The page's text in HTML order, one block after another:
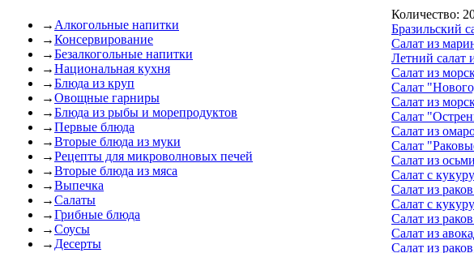
→ Алкогольные напитки
→Консервирование
→Безалкогольные напитки
→Национальная кухня
→Блюда из круп
→Овощные гарниры
→Блюда из рыбы и морепродуктов
→Первые блюда
→Вторые блюда из муки
→Рецепты для микроволновых печей
→Вторые блюда из мяса
→Выпечка
→Салаты
→Грибные блюда
→Соусы
→ Десерты
Количество:
Бразильский
Салат из
Летний салат
Салат из
Салат
Салат из
Салат
Салат из
Салат
Салат из
Салат c
Салат из
Салат c
Салат из
Салат из
Салат из